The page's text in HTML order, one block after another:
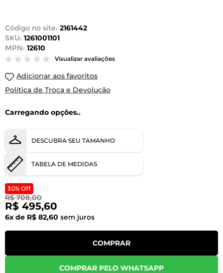
Código no site: 2161442
SKU: 1261001101
MPN: 12610
Visualizar avaliações
Adicionar aos favoritos
Política de Troca e Devolução
Carregando opções..
DESCUBRA SEU TAMANHO
TABELA DE MEDIDAS
30% Off
R$ 708,00
R$ 495,60
6x de R$ 82,60 sem juros
COMPRAR
COMPRAR PELO WHATSAPP